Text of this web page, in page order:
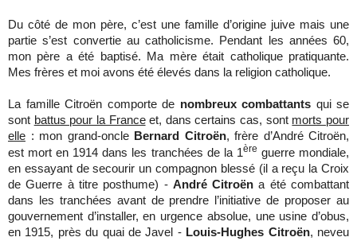
Du côté de mon père, c’est une famille d’origine juive mais une
partie s’est convertie au catholicisme. Pendant les années 60,
mon père a été baptisé. Ma mère était catholique pratiquante.
Mes frères et moi avons été élevés dans la religion catholique.
La famille Citroën comporte de nombreux combattants qui se
sont battus pour la Franceet, dans certains cas, sont morts pour
elle : mon grand-oncle Bernard Citroën, frère d’André Citroën,
est mort en 1914 dans les tranchées de la 1ère guerre mondiale,
en essayant de secourir un compagnon blessé (il a reçu la Croix
de Guerre à titre posthume) - André Citroën a été combattant
dans les tranchées avant de prendre l’initiative de proposer au
gouvernement d’installer, en urgence absolue, une usine d’obus,
en 1915, près du quai de Javel - Louis-Hughes Citroën, neveu